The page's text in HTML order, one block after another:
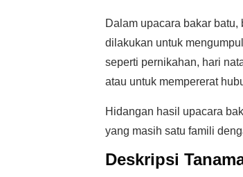
Dalam upacara bakar
dilakukan untuk
seperti pernikahan, hari
atau untuk mempererat
Hidangan hasil upacara
yang masih satu famili
Deskripsi